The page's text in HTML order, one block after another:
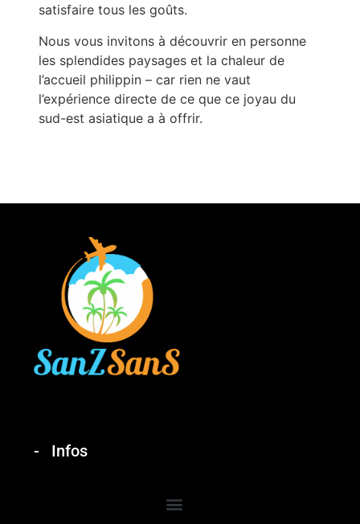
satisfaire tous les goûts.
Nous vous invitons à découvrir en personne
les splendides paysages et la chaleur de
l’accueil philippin – car rien ne vaut
l’expérience directe de ce que ce joyau du
sud-est asiatique a à offrir.
Infos